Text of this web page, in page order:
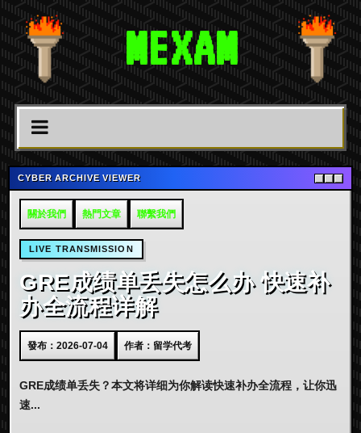
MEXAM
CYBER ARCHIVE VIEWER
關於我們 熱門文章 聯繫我們
LIVE TRANSMISSION
GRE成绩单丢失怎么办 快速补
办全流程详解
發布：2026-07-04 作者：留学代考
GRE成绩单丢失？本文将详细为你解读快速补办全流程，让你迅
速...